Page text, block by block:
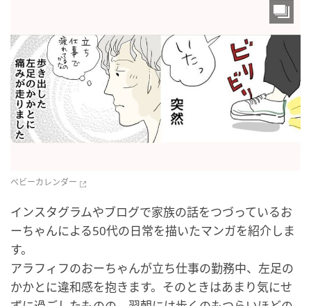
ベビーカレンダー
インスタグラムやブログで家族の話をつづっているお
ーちゃんによる50代の日常を描いたマンガを紹介しま
す。
アラフィフのおーちゃんが立ち仕事の勤務中、左足の
かかとに違和感を抱きます。そのときはあまり気にせ